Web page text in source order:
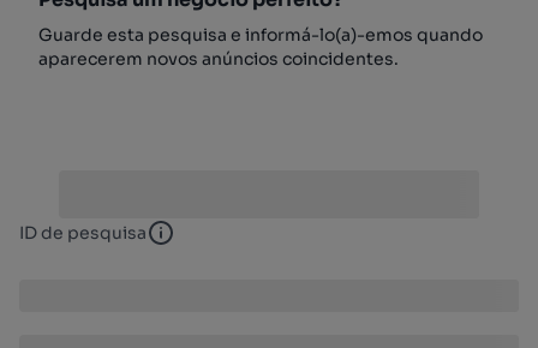
Guarde esta pesquisa e informá-lo(a)-emos quando
aparecerem novos anúncios coincidentes.
ID de pesquisa ID de pesquisa